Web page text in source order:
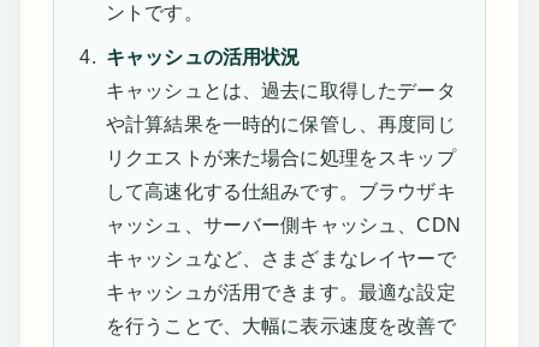
ントです。
キャッシュの活用状況
キャッシュとは、過去に取得したデータ
や計算結果を一時的に保管し、再度同じ
リクエストが来た場合に処理をスキップ
して高速化する仕組みです。ブラウザキ
ャッシュ、サーバー側キャッシュ、CDN
キャッシュなど、さまざまなレイヤーで
キャッシュが活用できます。最適な設定
を行うことで、大幅に表示速度を改善で